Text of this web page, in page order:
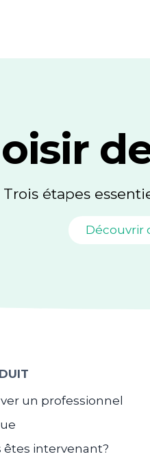
Trois étapes
un professionnel
êtes intervenant?